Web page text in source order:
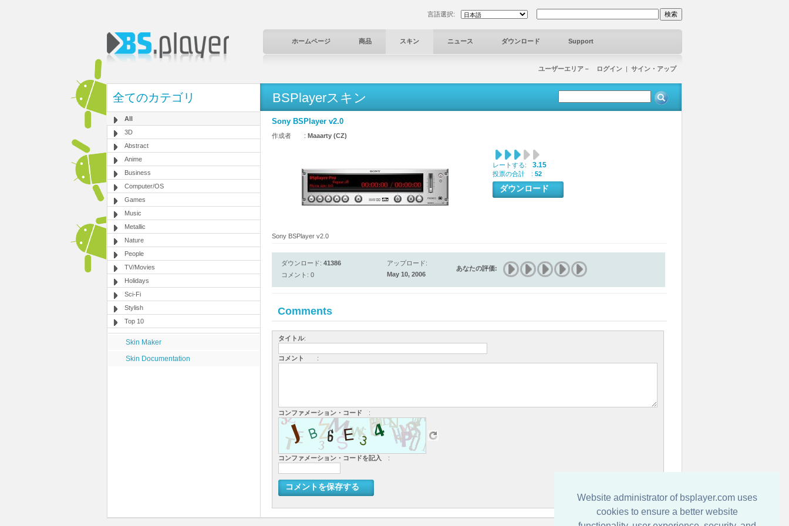
Website administrator of bsplayer.com uses
cookies to ensure a better website
言語選択:
ホームページ 商品 スキン ニュース ダウンロード Support
ユーザーエリア－ ログイン | サイン・アップ
全てのカテゴリ
All
3D
Abstract
Anime
Business
Computer/OS
Games
Music
Metallic
Nature
People
TV/Movies
Holidays
Sci-Fi
Stylish
Top 10
Skin Maker
Skin Documentation
BSPlayerスキン
Sony BSPlayer v2.0
作成者 : Maaarty (CZ)
レートする: 3.15
投票の合計 : 52
ダウンロード
Sony BSPlayer v2.0
ダウンロード: 41386
コメント: 0
アップロード:
May 10, 2006
あなたの評価:
Comments
タイトル:
コメント :
コンファメーション・コード :
コンファメーション・コードを記入 :
コメントを保存する